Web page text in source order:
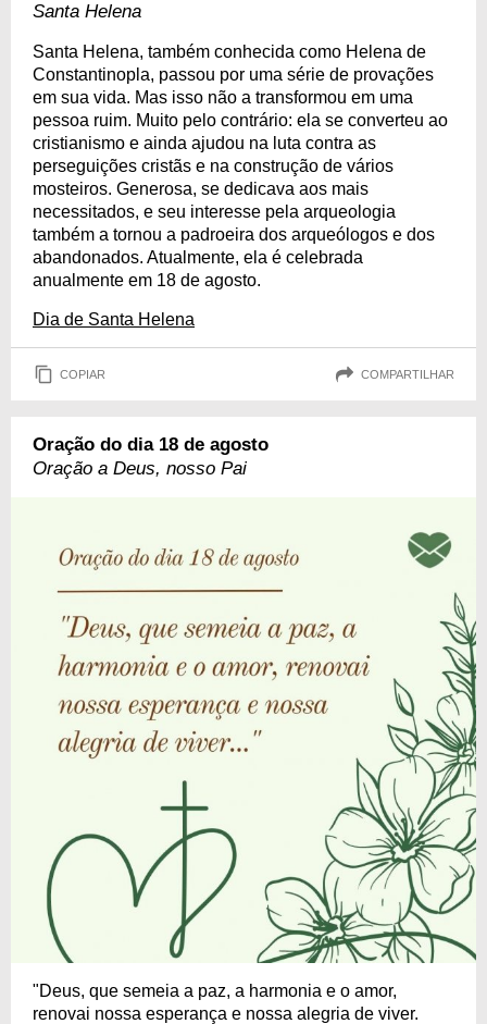
Santa Helena
Santa Helena, também conhecida como Helena de
Constantinopla, passou por uma série de provações
em sua vida. Mas isso não a transformou em uma
pessoa ruim. Muito pelo contrário: ela se converteu ao
cristianismo e ainda ajudou na luta contra as
perseguições cristãs e na construção de vários
mosteiros. Generosa, se dedicava aos mais
necessitados, e seu interesse pela arqueologia
também a tornou a padroeira dos arqueólogos e dos
abandonados. Atualmente, ela é celebrada
anualmente em 18 de agosto.
Dia de Santa Helena
COPIAR COMPARTILHAR
Oração do dia 18 de agosto
Oração a Deus, nosso Pai
"Deus, que semeia a paz, a harmonia e o amor,
renovai nossa esperança e nossa alegria de viver.